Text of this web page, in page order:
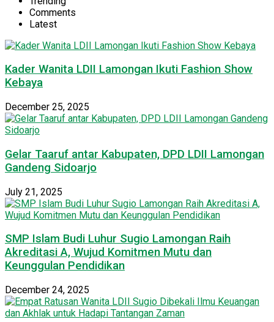
Comments
Latest
Kader Wanita LDII Lamongan Ikuti Fashion Show
Kebaya
December 25, 2025
Gelar Taaruf antar Kabupaten, DPD LDII Lamongan
Gandeng Sidoarjo
July 21, 2025
SMP Islam Budi Luhur Sugio Lamongan Raih
Akreditasi A, Wujud Komitmen Mutu dan
Keunggulan Pendidikan
December 24, 2025